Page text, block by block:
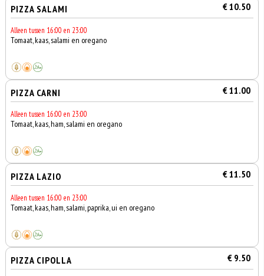
PIZZA SALAMI € 10.50
Alleen tussen 16:00 en 23:00
Tomaat, kaas, salami en oregano
PIZZA CARNI € 11.00
Alleen tussen 16:00 en 23:00
Tomaat, kaas, ham, salami en oregano
PIZZA LAZIO € 11.50
Alleen tussen 16:00 en 23:00
Tomaat, kaas, ham, salami, paprika, ui en oregano
PIZZA CIPOLLA € 9.50